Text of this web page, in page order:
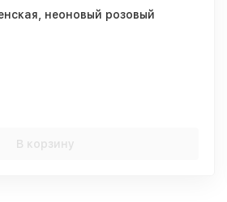
неоновый розовый
В корзину